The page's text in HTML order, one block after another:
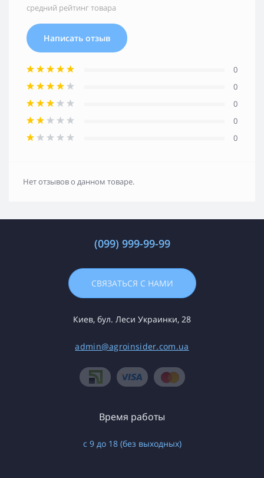
средний рейтинг товара
Написать отзыв
0
0
0
0
0
Нет отзывов о данном товаре.
(099) 999-99-99
СВЯЗАТЬСЯ С НАМИ
Киев, бул. Леси Украинки, 28
admin@agroinsider.com.ua
Время работы
с 9 до 18 (без выходных)